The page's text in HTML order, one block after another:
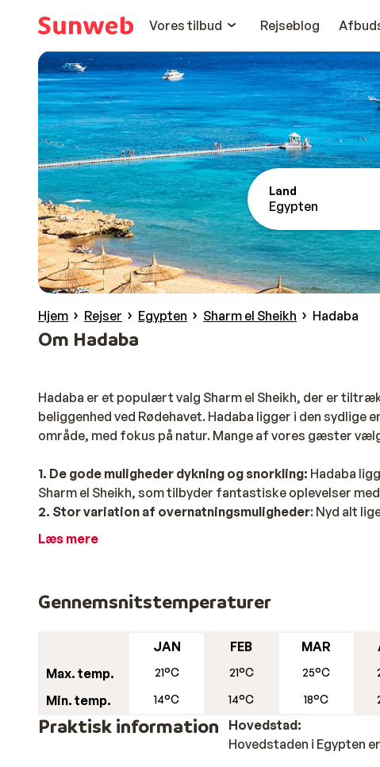
Vores tilbud
Rejseblog
Land
Egypten
Hjem Rejser Egypten Sharm el Sheikh Hadaba
Om Hadaba
Hadaba er et populært valg Sharm el Sheikh, der er
beliggenhed ved Rødehavet. Hadaba ligger i den sydlige
område, med fokus på natur. Mange af vores gæster
1. De gode muligheder dykning og snorkling: Hadaba
Sharm el Sheikh, som tilbyder fantastiske oplevelser
2. Stor variation af overnatningsmuligheder: Nyd alt
lejligheder.
smukke undervandsliv i Rødehavet, mens dem, der
sandstrande og slappe af på resortet. Der er også
kamel- eller jeep-safari i ørkenen eller besøge den
En af de mest populære ting at opleve i Hadaba er at tage
fantastiske udsigt over kysten og måske endda se
Læs mere
Gennemsnitstemperaturer
Max. temp.
Min. temp.
JAN
21°C
14°C
FEB
21°C
14°C
MAR
25°C
18°C
Praktisk information
Hovedstad:
Hovedstaden i Egypten